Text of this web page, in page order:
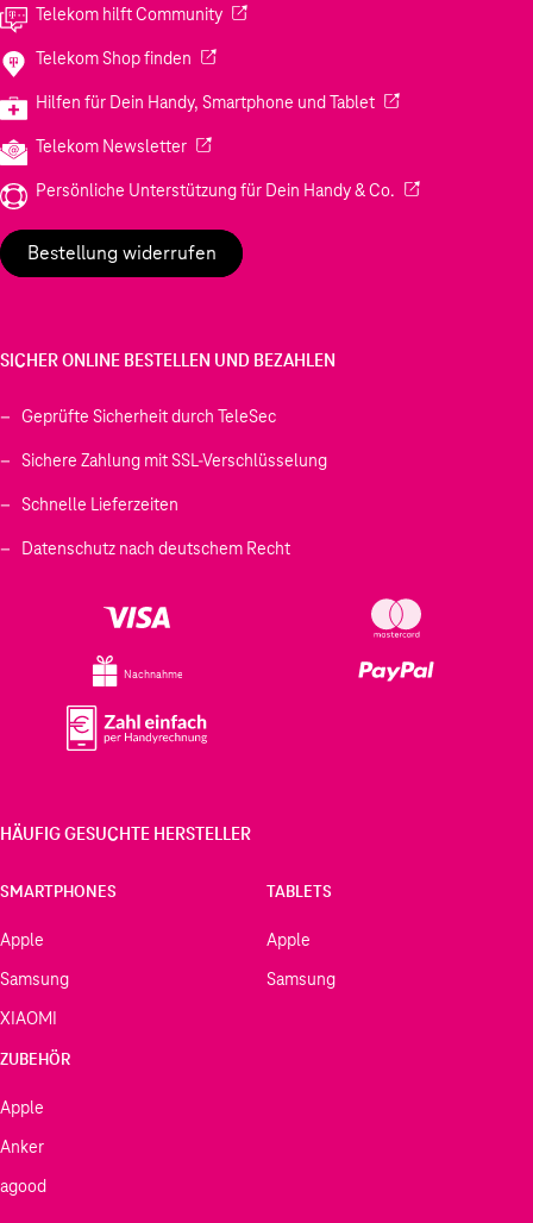
Telekom hilft Community(Wird in einem neuen Tab geöffnet)
Telekom Shop finden (Wird in einem neuen Tab geöffnet)
Hilfen für Dein Handy, Smartphone und Tablet(Wird in einem
Telekom Newsletter(Wird in einem neuen Tab geöffnet)
Persönliche Unterstützung für Dein Handy & Co. (Wird in einem
Bestellung widerrufen
SICHER ONLINE BESTELLEN UND BEZAHLEN
Geprüfte Sicherheit durch TeleSec
Sichere Zahlung mit SSL-Verschlüsselung
Schnelle Lieferzeiten
Datenschutz nach deutschem Recht
Nachnahme
HÄUFIG GESUCHTE HERSTELLER
SMARTPHONES
Apple
Samsung
XIAOMI
TABLETS
Apple
Samsung
ZUBEHÖR
Apple
Anker
agood